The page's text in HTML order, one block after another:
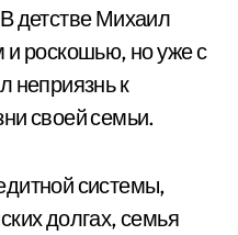
детстве Михаил
и роскошью, но уже с
неприязнь к
своей семьи.
системы,
долгах, семья